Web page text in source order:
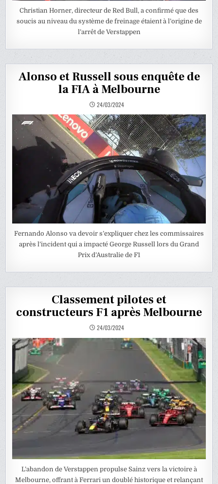
Christian Horner, directeur de Red Bull, a confirmé que des
soucis au niveau du système de freinage étaient à l’origine de
l’arrêt de Verstappen
Alonso et Russell sous enquête de
la FIA à Melbourne
24/03/2024
Fernando Alonso va devoir s’expliquer chez les commissaires
après l’incident qui a impacté George Russell lors du Grand
Prix d’Australie de F1
Classement pilotes et
constructeurs F1 après Melbourne
24/03/2024
L’abandon de Verstappen propulse Sainz vers la victoire à
Melbourne, offrant à Ferrari un doublé historique et relançant